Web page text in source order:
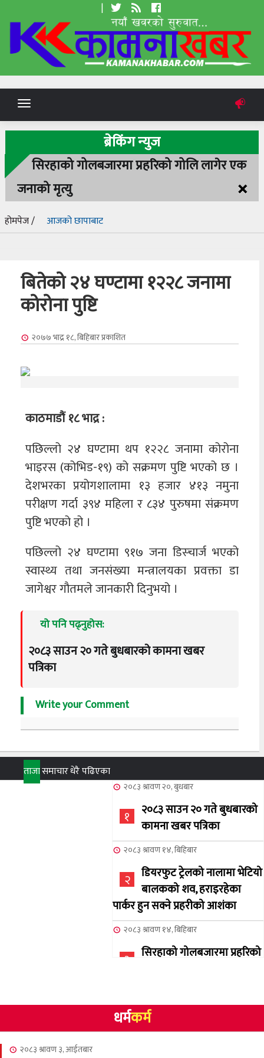
|
Toggle
navigation
ब्रेकिंग न्युज
सिरहाको गोलबजारमा प्रहरिको गोलि लागेर एक
जनाको मृत्यु
×
होमपेज / आजको छापाबाट
बितेको २४ घण्टामा १२२८ जनामा
कोरोना पुष्टि
२०७७ भाद्र १८, बिहिबारप्रकाशित
काठमाडौं १८ भाद्र :
पछिल्लो २४ घण्टामा थप १२२८ जनामा कोरोना
भाइरस (कोभिड-१९) को सक्रमण पुष्टि भएको छ ।
देशभरका प्रयोगशालामा १३ हजार ४१३ नमुना
परीक्षण गर्दा ३९४ महिला र ८३४ पुरुषमा संक्रमण
पुष्टि भएको हो ।
पछिल्लो २४ घण्टामा ९१७ जना डिस्चार्ज भएको
स्वास्थ्य तथा जनसंख्या मन्त्रालयका प्रवक्ता डा
जागेश्वर गौतमले जानकारी दिनुभयो ।
यो पनि पढ्नुहोस:
२०८३ साउन २० गते बुधबारको कामना खबर
पत्रिका
Write your Comment
ताजासमाचारधेरै पढिएका
२०८३ श्रावण २०, बुधबार
१
२०८३ साउन २० गते बुधबारको
कामना खबर पत्रिका
२०८३ श्रावण १४, बिहिबार
२
डियरफुट ट्रेलको नालामा भेटियो
बालकको शव, हराइरहेका
पार्कर हुन सक्ने प्रहरीको आशंका
२०८३ श्रावण १४, बिहिबार
३
सिरहाको गोलबजारमा प्रहरिको
४
NCSC को अध्यक्षमा घनेन्द्र
न्यौपाने बिजयी
धर्मकर्म
२०८३ श्रावण ३, आईतबार